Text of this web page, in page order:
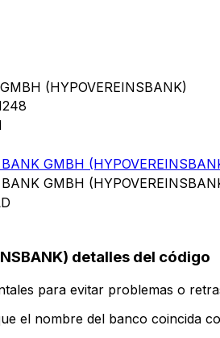
(HYPOVEREINSBANK)
GMBH
GMBH
detalles del código
para evitar problemas o
el nombre del banco coincida